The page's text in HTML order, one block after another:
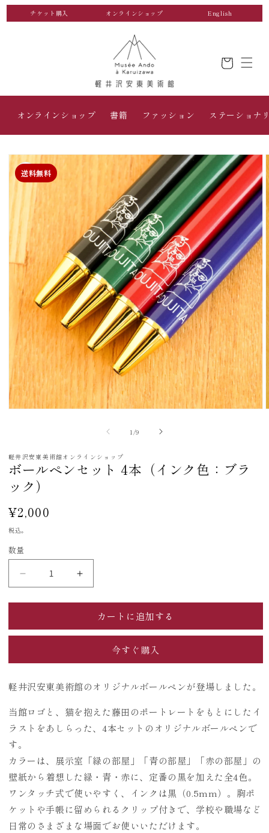
ンツに
進む
チケット購入 オンラインショップ English
ー
オンラインショップ 書籍 ファッション ステーショナ
商品情
報にス
キップ
送料無料
で
メ
ィ
(1)
を
開
1 /の
9
軽井沢安東美術館オンラインショップ
ボールペンセット 4本（インク色：ブラ
ック）
通
常
価
¥2,000
税込。
数量
ン
ッ
ト
4
本
（イ
色：
ブ
ラ
ッ
ク）
ボ
ン
ッ
ト
4
本
（イ
色：
ブ
ラ
ッ
ク）
カートに追加する
今すぐ購入
軽井沢安東美術館のオリジナルボールペンが登場しました。
当館ロゴと、猫を抱えた藤田のポートレートをもとにしたイ
ラストをあしらった、4本セットのオリジナルボールペンで
す。
カラーは、展示室「緑の部屋」「青の部屋」「赤の部屋」の
壁紙から着想した緑・青・赤に、定番の黒を加えた全4色。
ワンタッチ式で使いやすく、インクは黒（0.5mm）。胸ポ
ケットや手帳に留められるクリップ付きで、学校や職場など
日常のさまざまな場面でお使いいただけます。